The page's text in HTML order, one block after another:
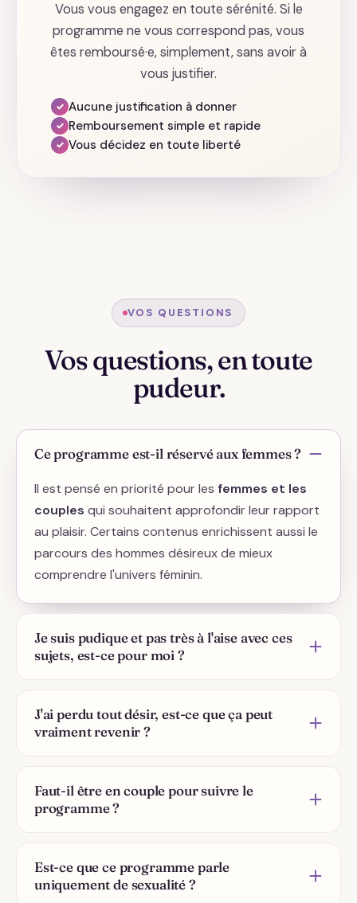
Vous vous engagez en toute sérénité. Si le
programme ne vous correspond pas, vous
êtes remboursé·e, simplement, sans avoir à
vous justifier.
✓ Aucune justification à donner
✓ Remboursement simple et rapide
✓ Vous décidez en toute liberté
VOS QUESTIONS
Vos questions, en toute
pudeur.
Ce programme est-il réservé aux femmes ?
Il est pensé en priorité pour les femmes et les
couples qui souhaitent approfondir leur rapport
au plaisir. Certains contenus enrichissent aussi le
parcours des hommes désireux de mieux
comprendre l'univers féminin.
Je suis pudique et pas très à l'aise avec ces
sujets, est-ce pour moi ?
respectueuse et progressive. Minako vous
accompagne pas à pas, avec douceur et poésie,
brusquer.
J'ai perdu tout désir, est-ce que ça peut
vraiment revenir ?
promet aucun miracle. Il vous aide à comprendre
ce qui a distendu le lien avec votre corps et à
ainsi de l'élan, à leur rythme.
Faut-il être en couple pour suivre le
programme ?
réconciliation avec soi-mêmeet se vit très
bien seule. Certaines pratiques se prêtent au
Est-ce que ce programme parle
uniquement de sexualité ?